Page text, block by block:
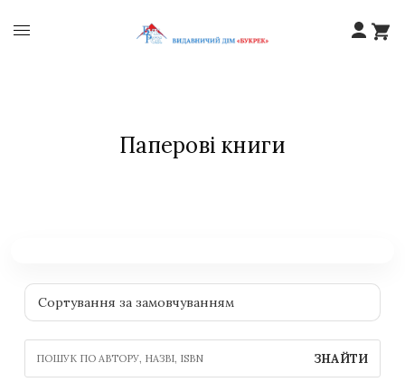
Паперові книги
ЗНАЙТИ